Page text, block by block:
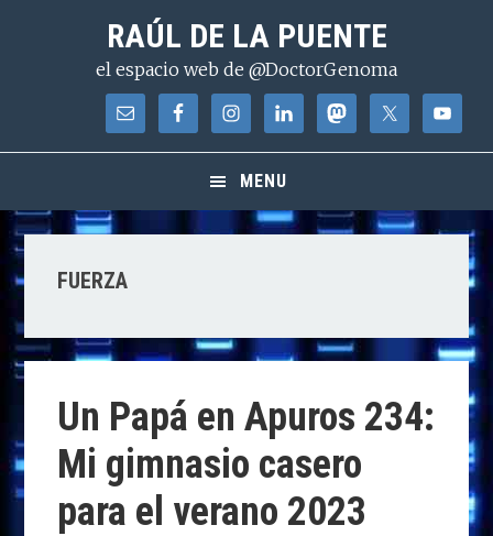
contenido
RAÚL DE LA PUENTE
el espacio web de @DoctorGenoma
MENU
FUERZA
Un Papá en Apuros 234:
Mi gimnasio casero
para el verano 2023